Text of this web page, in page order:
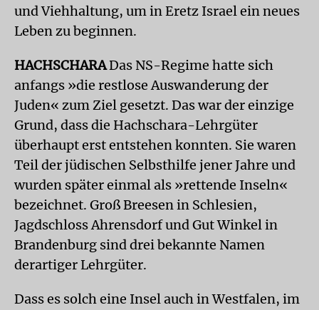
und Viehhaltung, um in Eretz Israel ein neues
Leben zu beginnen.
HACHSCHARADas NS-Regime hatte sich
anfangs »die restlose Auswanderung der
Juden« zum Ziel gesetzt. Das war der einzige
Grund, dass die Hachschara-Lehrgüter
überhaupt erst entstehen konnten. Sie waren
Teil der jüdischen Selbsthilfe jener Jahre und
wurden später einmal als »rettende Inseln«
bezeichnet. Groß Breesen in Schlesien,
Jagdschloss Ahrensdorf und Gut Winkel in
Brandenburg sind drei bekannte Namen
derartiger Lehrgüter.
Dass es solch eine Insel auch in Westfalen, im